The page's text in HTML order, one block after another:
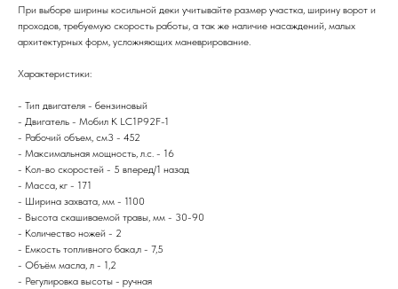
При выборе ширины косильной деки учитывайте размер участка, ширину ворот и
проходов, требуемую скорость работы, а так же наличие насаждений, малых
архитектурных форм, усложняющих маневрирование.
Характеристики:
- Тип двигателя - бензиновый
- Двигатель - Мобил К LC1P92F-1
- Рабочий объем, см3 - 452
- Максимальная мощность, л.с. - 16
- Кол-во скоростей - 5 вперед/1 назад
- Масса, кг - 171
- Ширина захвата, мм - 1100
- Высота скашиваемой травы, мм - 30-90
- Количество ножей - 2
- Емкость топливного бака,л - 7,5
- Объём масла, л - 1,2
- Регулировка высоты - ручная